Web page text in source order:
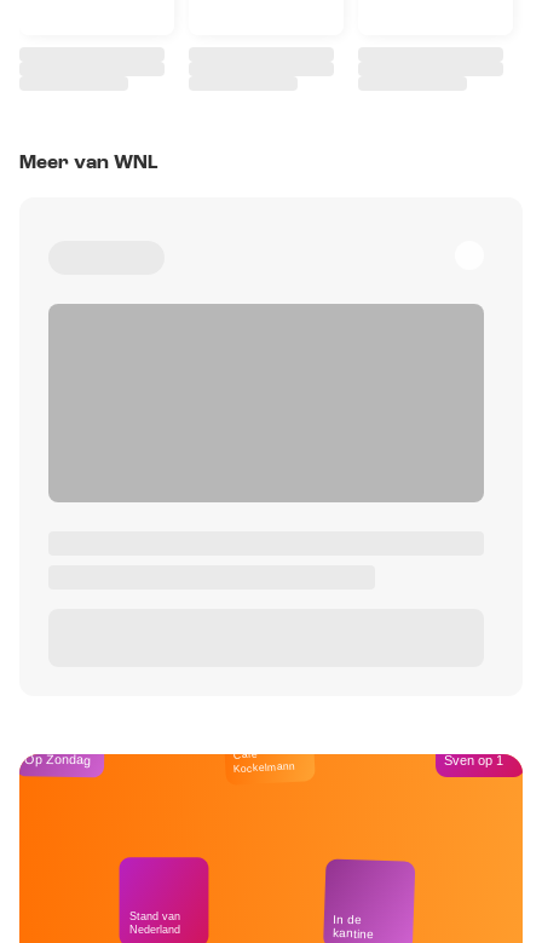
Meer van WNL
Op Zondag
Stand van
Nederland
Café
Kockelmann
In de
kantine
Sven op 1